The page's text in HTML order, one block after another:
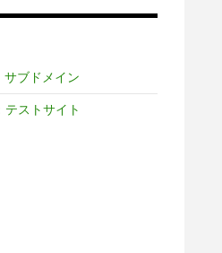
サブドメイン
テストサイト